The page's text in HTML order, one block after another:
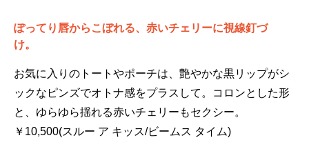
ぽってり唇からこぼれる、赤いチェリーに視線釘づ
け。
お気に入りのトートやポーチは、艶やかな黒リップがシ
ックなピンズでオトナ感をプラスして。コロンとした形
と、ゆらゆら揺れる赤いチェリーもセクシー。
￥10,500(スルー ア キッス/ビームス タイム)